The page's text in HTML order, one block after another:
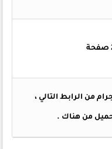
من الرابط التالي ،
من هناك.